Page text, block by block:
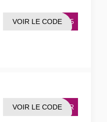
SX15
VOIR LE CODE
ISIR
VOIR LE CODE